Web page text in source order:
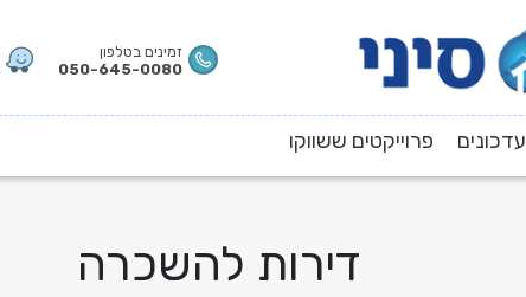
זמינים בטלפון
050-645-0080
עדכונים פרוייקטים ששווקו
דירות להשכרה